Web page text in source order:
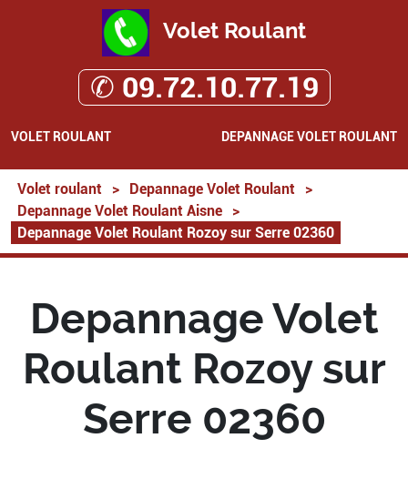
Volet Roulant
✆ 09.72.10.77.19
VOLET ROULANT DEPANNAGE VOLET ROULANT
Volet roulant > Depannage Volet Roulant
>
Depannage Volet Roulant Aisne
>
Depannage Volet Roulant Rozoy sur Serre 02360
Depannage Volet
Roulant Rozoy sur
Serre 02360